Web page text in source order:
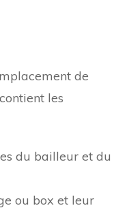
de
les
du bailleur et du
ou box et leur